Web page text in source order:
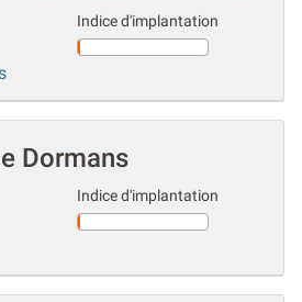
Indice d'implantation
Dormans
Indice d'implantation